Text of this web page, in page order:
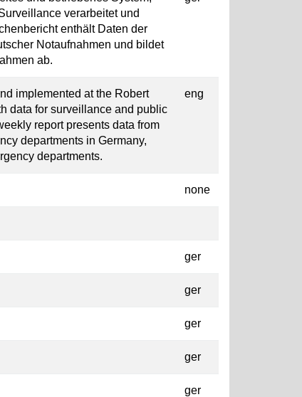
verarbeitet und
enthält Daten der
Notaufnahmen und bildet
ab.
implemented at the Robert
data for surveillance and public
report presents data from
departments in Germany,
departments.
eng
none
ger
ger
ger
ger
ger